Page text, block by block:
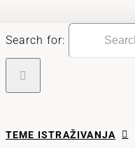
Search for:
TEME ISTRAŽIVANJA